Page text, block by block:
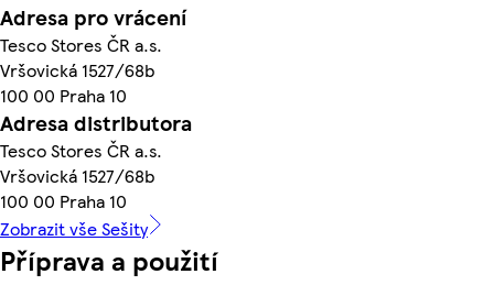
Adresa pro vrácení
Tesco Stores ČR a.s.
Vršovická 1527/68b
100 00 Praha 10
Adresa distributora
Tesco Stores ČR a.s.
Vršovická 1527/68b
100 00 Praha 10
Zobrazit vše Sešity
Příprava a použití